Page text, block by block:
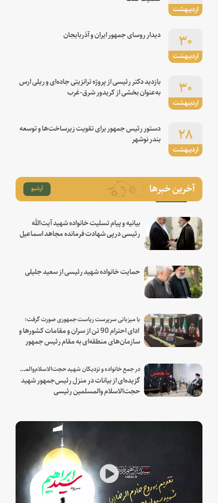
اردیبهشت
اردیبهشت
۳۰ دیدار روسای جمهور ایران و آذربایجان
اردیبهشت
۳۰
بازدید دکتر رئیسی از پروژه ترانزیتی جاده‌ای و ریلی ارس
به‌عنوان بخشی از کریدور شرق-غرب
اردیبهشت
۲۸
دستور رئیس جمهور برای تقویت زیرساخت‌ها و توسعه
بندر نوشهر
آخرین خبرها آرشیو
بیانیه و پیام تسلیت خانواده شهید آیت‌الله
رئیسی درپی شهادت فرمانده مجاهد اسماعیل
حمایت خانواده شهید رئیسی از سعید جلیلی
با میزبانی سرپرست ریاست جمهوری صورت گرفت؛
ادای احترام 90 تن از سران و مقامات کشورها و
سازمان‌های منطقه‌ای به مقام رئیس جمهور
در جمع خانواده و نزدیکان شهید حجت‌الاسلام‌والمسلمین رئیسی:
گزیده‌ای از بیانات در منزل رئیس‌جمهور شهید
حجت‌الاسلام والمسلمین رئیسی
Play